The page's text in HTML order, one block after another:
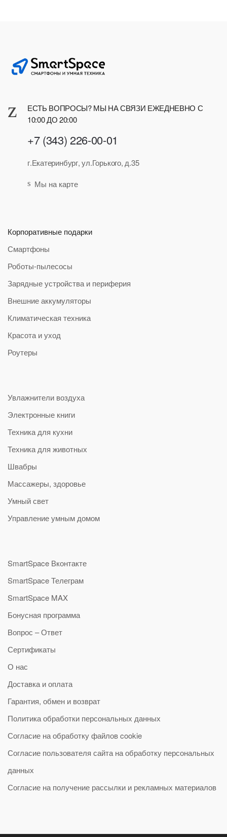
ЕСТЬ ВОПРОСЫ? МЫ НА СВЯЗИ ЕЖЕДНЕВНО С
10:00 ДО 20:00
+7 (343) 226-00-01
г.Екатеринбург, ул.Горького, д.35
Мы на карте
Корпоративные подарки
Смартфоны
Роботы-пылесосы
Зарядные устройства и периферия
Внешние аккумуляторы
Климатическая техника
Красота и уход
Роутеры
Увлажнители воздуха
Электронные книги
Техника для кухни
Техника для животных
Швабры
Массажеры, здоровье
Умный свет
Управление умным домом
SmartSpace Вконтакте
SmartSpace Телеграм
SmartSpace MAX
Бонусная программа
Вопрос – Ответ
Сертификаты
О нас
Доставка и оплата
Гарантия, обмен и возврат
Политика обработки персональных данных
Согласие на обработку файлов cookie
Согласие пользователя сайта на обработку персональных
данных
Согласие на получение рассылки и рекламных материалов